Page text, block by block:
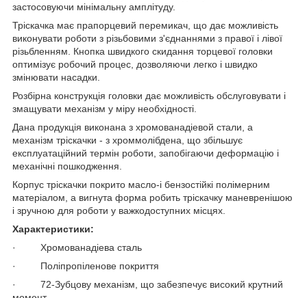
застосовуючи мінімальну амплітуду.
Тріскачка має прапорцевий перемикач, що дає можливість
виконувати роботи з різьбовими з'єднаннями з правої і лівої
різьбленням. Кнопка швидкого скидання торцевої головки
оптимізує робочий процес, дозволяючи легко і швидко
змінювати насадки.
Розбірна конструкція головки дає можливість обслуговувати і
змащувати механізм у міру необхідності.
Дана продукція виконана з хромованадіевой стали, а
механізм тріскачки - з хроммолібдена, що збільшує
експлуатаційний термін роботи, запобігаючи деформацію і
механічні пошкодження.
Корпус тріскачки покрито масло-і бензостійкі полімерним
матеріалом, а вигнута форма робить тріскачку маневренішою
і зручною для роботи у важкодоступних місцях.
Характеристики:
· Хромованадіева сталь
· Поліпропіленове покриття
· 72-Зубцову механізм, що забезпечує високий крутний